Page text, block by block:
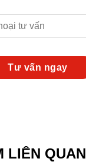
LIÊN QUAN